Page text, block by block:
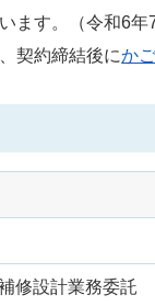
ます。（令和6年
契約締結後にか
修設計業務委託